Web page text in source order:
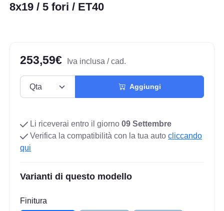
8x19 / 5 fori / ET40
253,59€ Iva inclusa / cad.
Aggiungi
Li riceverai entro il giorno09 Settembre
Verifica la compatibilità con la tua autocliccando
qui
Varianti di questo modello
Finitura